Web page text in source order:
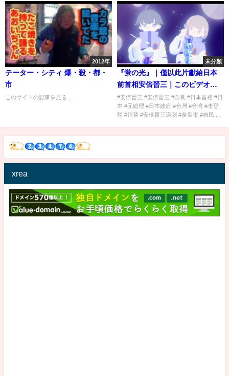
2012年
テーター・シティ 爆・殺・都・
市
このサイトの記事を見る...
未分類
『蛍の光』｜僅以此片獻給日本
前首相安倍晉三｜このビデオは
安倍元総理に捧げられたもので
す ｜安倍先生，一路走好🙏🏻🕯️
｜ご冥福をお祈りします
#安倍晉三 #安倍晋三 #奈良 #日本首相 #日
本 #元総理 #日本政府 #台灣 #台湾 #李登
輝 #川普 #安倍晉三遇刺 #奈良市 #自民...
xrea